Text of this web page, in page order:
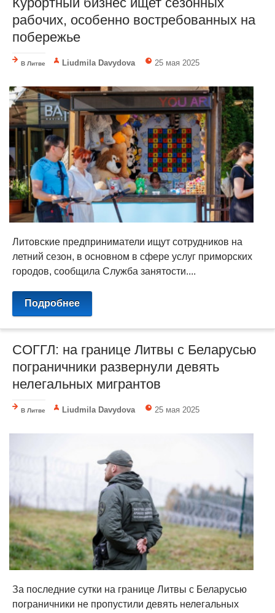
рабочих, особенно востребованных на
побережье
В Литве Liudmila Davydova 25 мая 2025
Литовские предприниматели ищут сотрудников на
летний сезон, в основном в сфере услуг приморских
городов, сообщила Служба занятости....
Подробнее
СОГГЛ: на границе Литвы с Беларусью
пограничники развернули девять
нелегальных мигрантов
В Литве Liudmila Davydova 25 мая 2025
За последние сутки на границе Литвы с Беларусью
пограничники не пропустили девять нелегальных